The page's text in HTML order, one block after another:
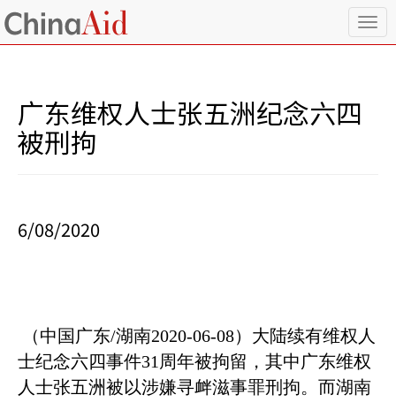
T
o
广东维权人士张五洲纪念六四
被刑拘
6/08/2020
（中国广东/湖南2020-06-08）大陆续有维权人
士纪念六四事件31 周年被拘留，其中广东维权
人士张五洲被以涉嫌寻衅滋事罪刑拘。而湖南